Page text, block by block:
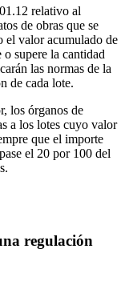
relativo al
de obras que se
el valor acumulado de
supere la cantidad
las normas de la
de cada lote.
los órganos de
a los lotes cuyo valor
que el importe
el 20 por 100 del
regulación